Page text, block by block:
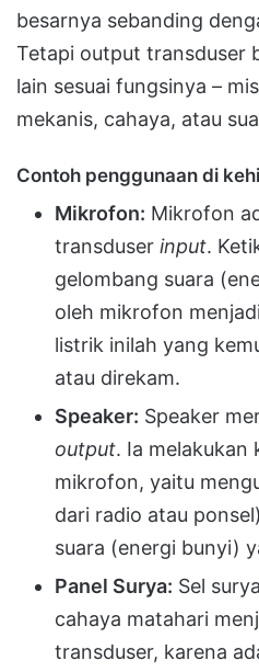
besarnya sebanding
Tetapi output transduser
lain sesuai fungsinya –
mekanis, cahaya, atau
Contoh penggunaan di
Mikrofon: Mikrofon
transduser input.
gelombang suara
oleh mikrofon
listrik inilah yang
atau direkam.
Speaker: Speaker
output. Ia melakukan
mikrofon, yaitu
dari radio atau
suara (energi bunyi)
Panel Surya: Sel
cahaya matahari
transduser, karena